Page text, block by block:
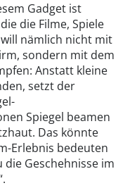
Gadget ist
die Filme, Spiele
nämlich nicht mit
sondern mit dem
Anstatt kleine
setzt der
Spiegel beamen
Das könnte
Erlebnis bedeuten
Geschehnisse im